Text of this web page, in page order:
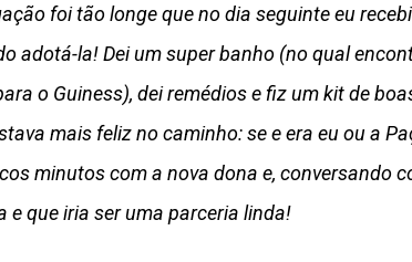
foi tão longe que no dia seguinte eu
adotá-la! Dei um super banho (no qual
o Guiness), dei remédios e fiz um kit de
mais feliz no caminho: se e era eu ou a
minutos com a nova dona e, conversando
e que iria ser uma parceria linda!